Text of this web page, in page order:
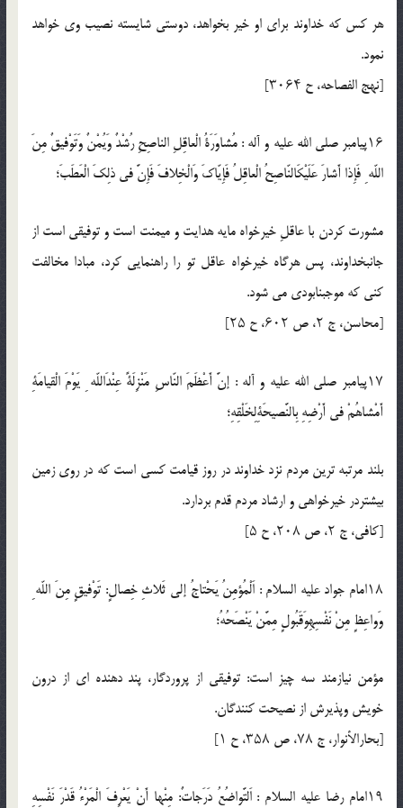
هر كس كه خداوند براى او خير بخواهد، دوستى شايسته نصيب وى خواهد
نمود.
[نهج الفصاحه، ح ۳۰۶۴]
۱۶پيامبر صلي الله عليه و آله : مُشاوَرَةُ الْعاقِلِ الناصِحِ رُشْدٌ وَيُمْنٌ وَتَوْفيقٌ مِنَ
اللّه ِ فَإِذا أَشارَ عَلَيْكَالنّاصِحُ الْعاقِلُ فَإِيّاكَ وَالْخِلافَ فَإِنَّ فى ذلِكَ الْعَطَبَ؛
مشورت كردن با عاقلِ خيرخواه مايه هدايت و ميمنت است و توفيقى است از
جانبخداوند، پس هرگاه خيرخواه عاقل تو را راهنمايى كرد، مبادا مخالفت
كنى كه موجبنابودى مى شود.
[محاسن، ج ۲، ص ۶۰۲، ح ۲۵]
۱۷پيامبر صلي الله عليه و آله : إنَّ أَعْظَمَ النّاسِ مَنْزِلَةً عِنْدَاللّه ِ يَوْمَ الْقيامَةِ
أَمْشاهُمْ فى أَرْضِهِ بِالنَّصيحَةِلِخَلْقِهِ؛
بلند مرتبه ترين مردم نزد خداوند در روز قيامت كسى است كه در روى زمين
بيشتردر خيرخواهى و ارشاد مردم قدم بردارد.
[كافى، ج ۲، ص ۲۰۸، ح ۵]
۱۸امام جواد عليه السلام : اَلْمُؤمِنُ يَحْتاجُ إلى ثَلاثِ خِصالٍ: تَوْفيقٍ مِنَ اللّه ِ
وَواعِظٍ مِنْ نَفْسِهِوَقَبُولٍ مِمَّنْ يَنْصَحُهُ؛
مؤمن نيازمند سه چيز است: توفيقى از پروردگار، پند دهنده اى از درون
خويش وپذيرش از نصيحت كنندگان.
[بحارالأنوار، ج ۷۸، ص ۳۵۸، ح ۱]
۱۹امام رضا عليه السلام : اَلتَّواضُعُ دَرَجاتٌ: مِنْها أَنْ يَعْرِفَ الْمَرْءُ قَدْرَ نَفْسِهِ